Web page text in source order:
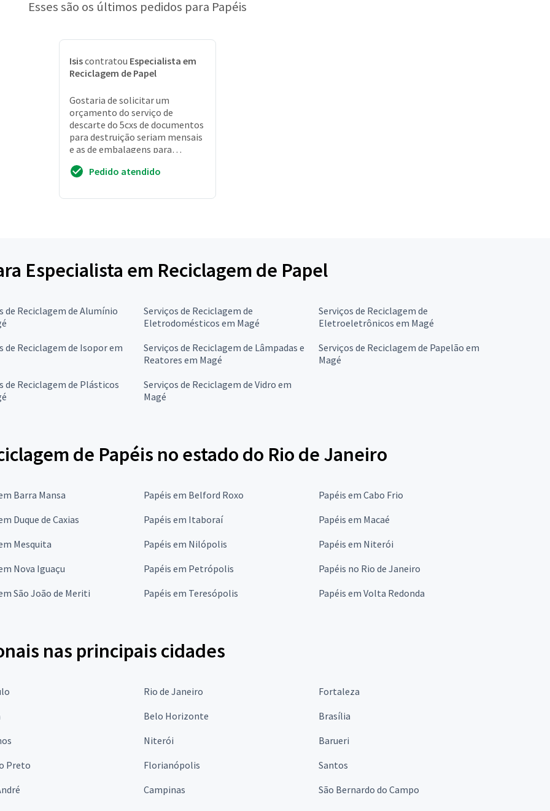
Esses são os últimos pedidos para Papéis
Isiscontratou Especialista em
Reciclagem de Papel
Gostaria de solicitar um
orçamento do serviço de
descarte do 5cxs de documentos
para destruição seriam mensais
e as de embalagens para
de 60lts papel: seria:
Pedido atendido
Especialista em Reciclagem de Papel
de Reciclagem de Alumínio
Serviços de Reciclagem de
Eletrodomésticos em Magé
Serviços de Reciclagem de
Eletroeletrônicos em Magé
de Reciclagem de Isopor em
Serviços de Reciclagem de Lâmpadas e
Reatores em Magé
Serviços de Reciclagem de Papelão em
Magé
de Reciclagem de Plásticos
Serviços de Reciclagem de Vidro em
Magé
de Papéis no estado do Rio de Janeiro
Barra Mansa Papéis em Belford Roxo
Papéis em Cabo Frio
Duque de Caxias Papéis em Itaboraí
Papéis em Macaé
Mesquita Papéis em Nilópolis
Papéis em Niterói
Nova Iguaçu Papéis em Petrópolis
Papéis no Rio de Janeiro
São João de Meriti Papéis em Teresópolis Papéis em Volta Redonda
nas principais cidades
Rio de Janeiro
Fortaleza
Belo Horizonte
Brasília
Niterói
Barueri
Preto Florianópolis
Santos
Campinas
São Bernardo do Campo